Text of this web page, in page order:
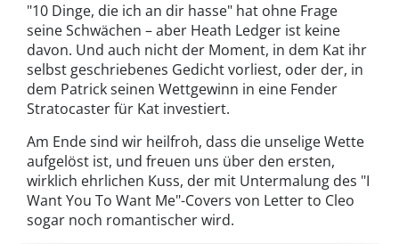
"10 Dinge, die ich an dir hasse" hat ohne Frage
seine Schwächen – aber Heath Ledger ist keine
davon. Und auch nicht der Moment, in dem Kat ihr
selbst geschriebenes Gedicht vorliest, oder der, in
dem Patrick seinen Wettgewinn in eine Fender
Stratocaster für Kat investiert.
Am Ende sind wir heilfroh, dass die unselige Wette
aufgelöst ist, und freuen uns über den ersten,
wirklich ehrlichen Kuss, der mit Untermalung des "I
Want You To Want Me"-Covers von Letter to Cleo
sogar noch romantischer wird.